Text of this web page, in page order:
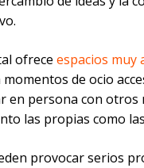
ofrece espacios muy
de ocio
persona con otros
las propias como
provocar serios